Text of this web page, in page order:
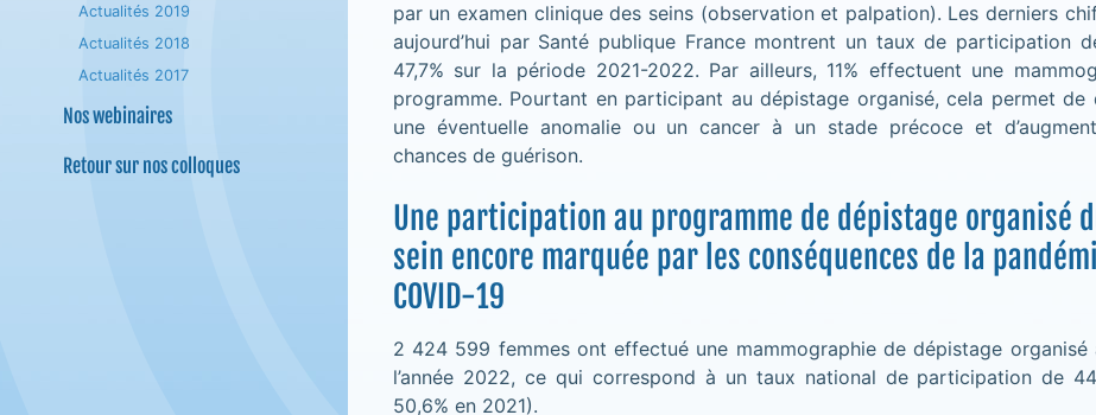
Actualités 2019
Actualités 2018
Actualités 2017
Nos webinaires
Retour sur nos colloques
par un examen clinique des seins (observation et palpation). Les derniers
aujourd’hui par Santé publique France montrent un taux de participation
47,7% sur la période 2021-2022. Par ailleurs, 11% effectuent une
programme. Pourtant en participant au dépistage organisé, cela permet
une éventuelle anomalie ou un cancer à un stade précoce et
chances de guérison.
Une participation au programme de dépistage organisé
sein encore marquée par les conséquences de la
COVID-19
2 424 599 femmes ont effectué une mammographie de dépistage organisé
l’année 2022, ce qui correspond à un taux national de participation de
50,6% en 2021).